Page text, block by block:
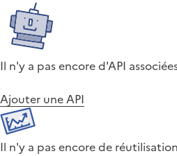
Il n'y a pas encore d'API
Ajouter une API
Il n'y a pas encore de